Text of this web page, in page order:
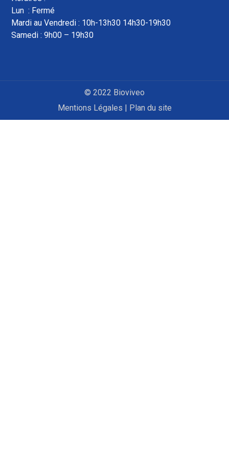
Lun : Fermé
Mardi au Vendredi : 10h-13h30 14h30-19h30
Samedi : 9h00 – 19h30
© 2022 Bioviveo
Mentions Légales | Plan du site